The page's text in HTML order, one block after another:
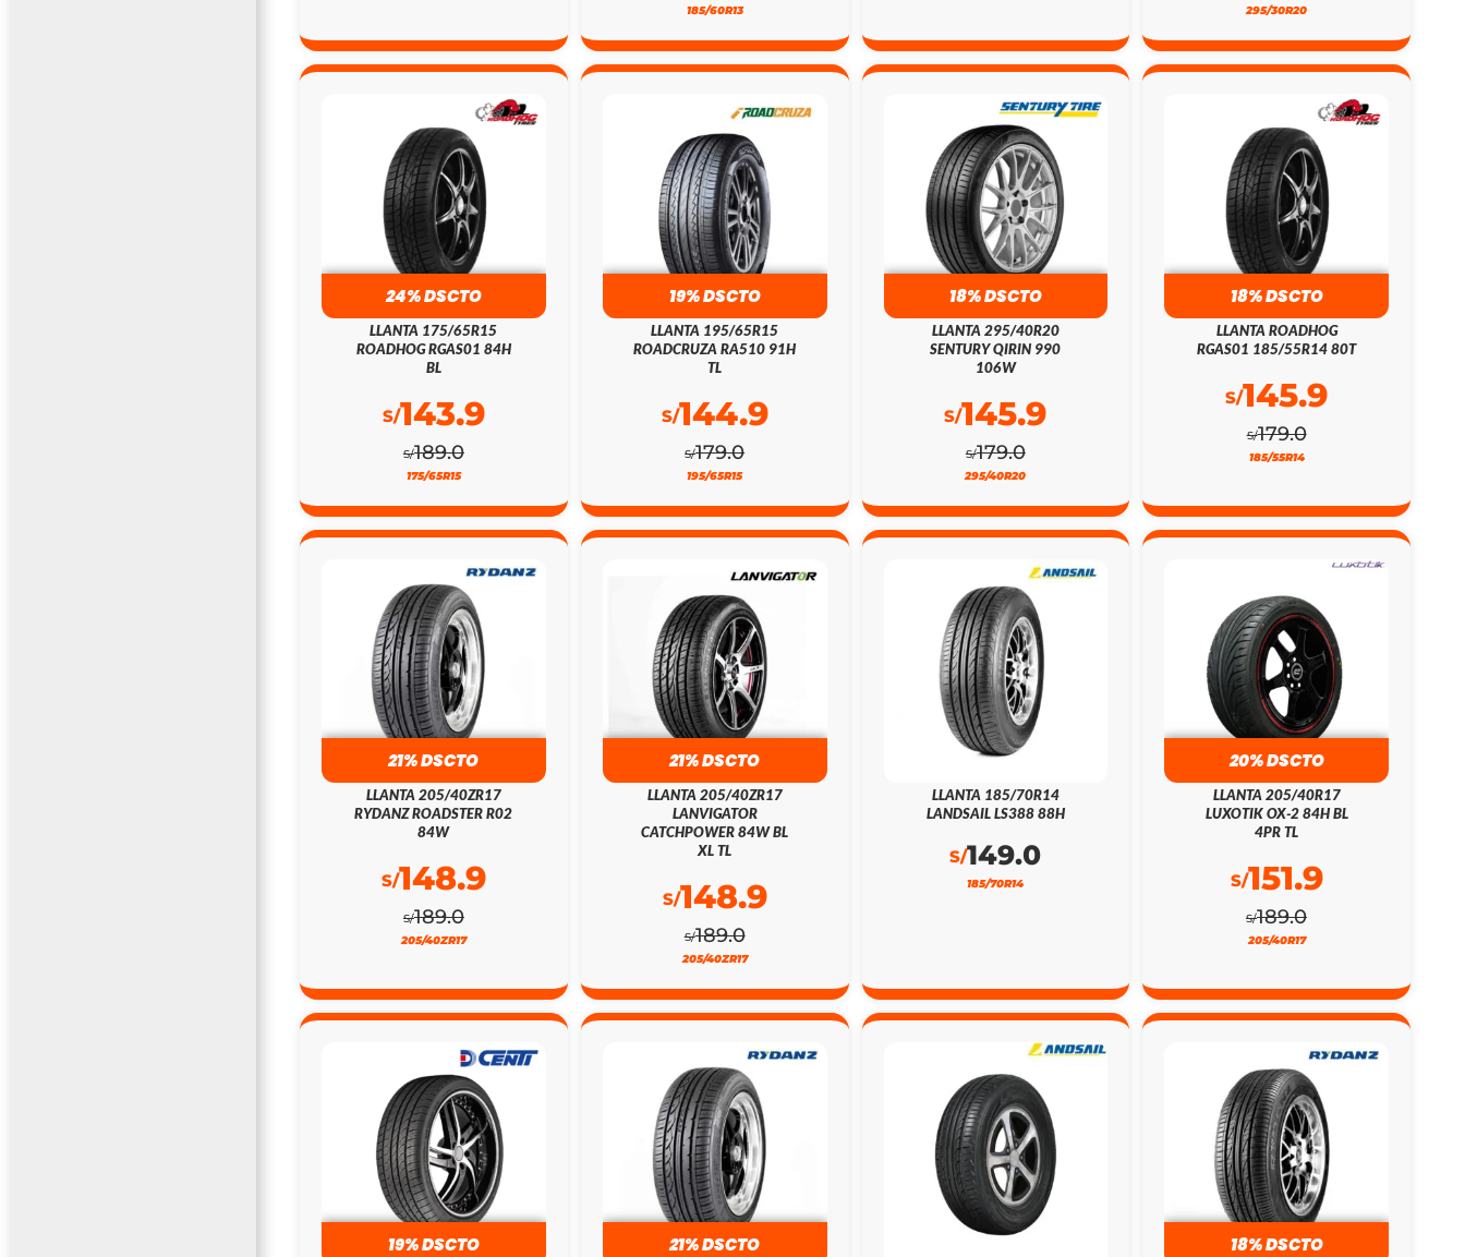
185/60R13 295/30R20
24% DSCTO
LLANTA 175/65R15
ROADHOG RGAS01 84H
BL
S/189.0
S/143.9
175/65R15
19% DSCTO
LLANTA 195/65R15
ROADCRUZA RA510 91H
TL
S/179.0
S/144.9
195/65R15
18% DSCTO
LLANTA 295/40R20
SENTURY QIRIN 990
106W
S/179.0
S/145.9
295/40R20
18% DSCTO
LLANTA ROADHOG
RGAS01 185/55R14 80T
S/179.0
S/145.9
185/55R14
21% DSCTO
LLANTA 205/40ZR17
RYDANZ ROADSTER R02
84W
S/189.0
S/148.9
205/40ZR17
21% DSCTO
LLANTA 205/40ZR17
LANVIGATOR
CATCHPOWER 84W BL
XL TL
S/189.0
S/148.9
205/40ZR17
LLANTA 185/70R14
LANDSAIL LS388 88H
S/149.0
185/70R14
20% DSCTO
LLANTA 205/40R17
LUXOTIK OX-2 84H BL
4PR TL
S/189.0
S/151.9
205/40R17
19% DSCTO 21% DSCTO 18% DSCTO